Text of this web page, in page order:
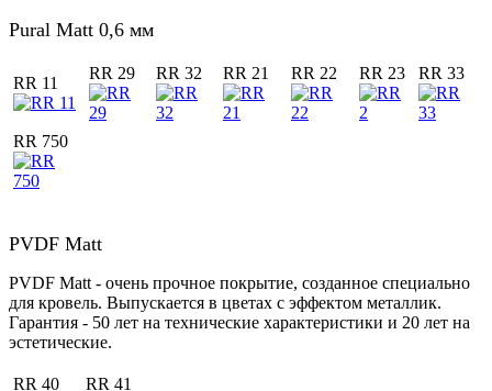
Pural Matt 0,6 мм
RR 11
RR 29 RR 32 RR 21 RR 22 RR 23 RR 33
RR 750
PVDF Matt
PVDF Matt - очень прочное покрытие, созданное специально
для кровель. Выпускается в цветах с эффектом металлик.
Гарантия - 50 лет на технические характеристики и 20 лет на
эстетические.
RR 40 RR 41